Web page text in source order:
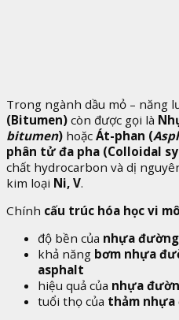
Trong ngành dầu mỏ – năng
(Bitumen) còn được gọi là
bitumen) hoặc Át-phan (
phân tử đa pha (Colloidal
chất hydrocarbon và dị
kim loại Ni, V.
Chính cấu trúc hóa học vi mô
độ bền của nhựa
khả năng bơm nhựa
asphalt
hiệu quả của nhựa
tuổi thọ của thảm nhựa